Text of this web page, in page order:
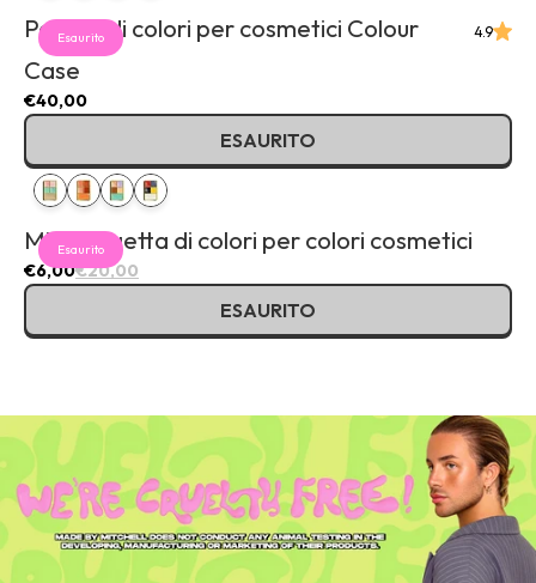
Palette di colori per cosmetici Colour
Case
4.9
€40,00
ESAURITO
Esaurito
Mini valigetta di colori per colori cosmetici
€6,00€20,00
ESAURITO
Esaurito